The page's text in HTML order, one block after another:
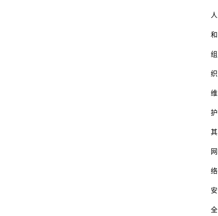
人
和
组
织
维
护
其
网
络
安
全